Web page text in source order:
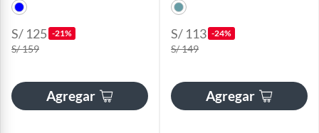
S/ 125 -21%
S/ 159
Agregar
S/ 113 -24%
S/ 149
Agregar